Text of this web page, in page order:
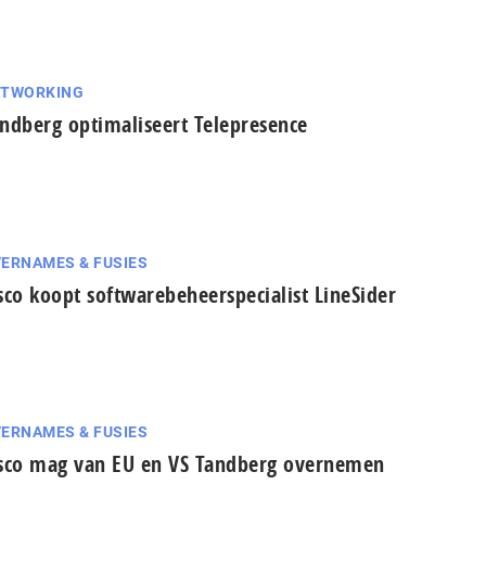
optimaliseert Telepresence
& FUSIES
koopt softwarebeheerspecialist LineSider
& FUSIES
mag van EU en VS Tandberg overnemen